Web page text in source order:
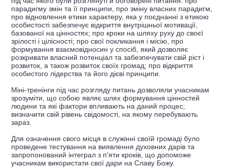
парадигму змін та її принципи, про зміну власних парадигм,
про відновлення етики характеру, яка у поєднанні з етикою
особистості забезпечує відкриття внутрішньої мотивації,
базованої на цінностях; про кроки на шляху руху до своєї
зрілості і цілісності; про свої покликання і місію, про
формування взаємовідносин у спосіб, який дозволяє
розкривати власний потенціал та забезпечувати свій ріст і
розвиток, а також розвиток своїх громад; про відкриття
особистого лідерства та його дієві принципи.
Міні-тренінги під час розгляду питань дозволяли учасникам
зрозуміти, що собою являє шлях формування цінностей
людини та які фактори впливають на даний процес;
визначити свій рівень свідомості, на якому перебувають
зараз.
Для означення свого місця в служінні своїй громаді було
проведене тестування на виявлення духовних дарів та
запропонований інтеграл з п’яти кроків, що допоможе
учасникам використати свої дари на Славу Божу.